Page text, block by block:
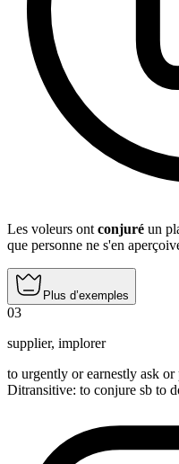
Les voleurs ont conjuré un
que personne ne s'en
Plus d’exemples
03
supplier, implorer
to urgently or earnestly ask
Ditransitive: to conjure sb to